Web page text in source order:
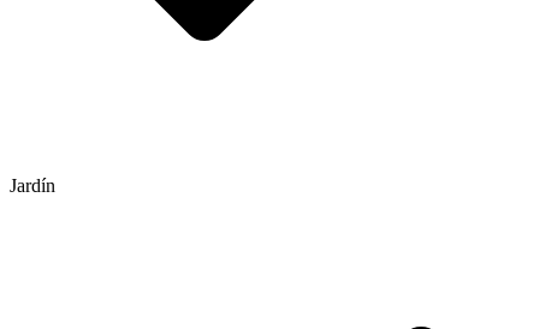
Jardín